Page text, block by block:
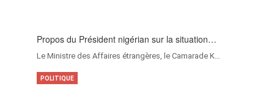
Propos du Président nigérian sur la situation…
Le Ministre des Affaires étrangères, le Camarade K…
POLITIQUE